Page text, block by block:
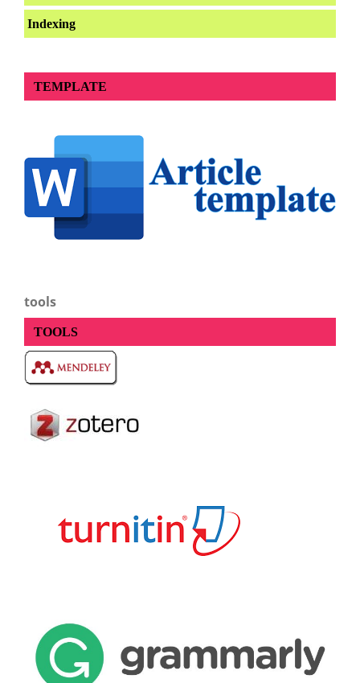
Indexing
TEMPLATE
tools
TOOLS